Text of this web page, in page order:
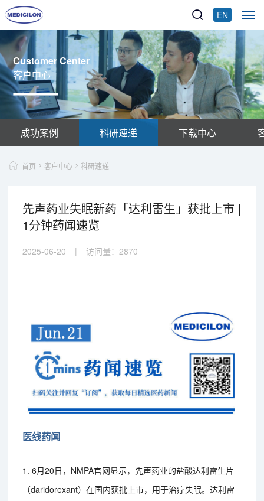
EN
Customer Center
客户中心
成功案例 科研速递 下载中心
首页 客户中心 科研速递
先声药业失眠新药「达利雷生」获批上市 |
1分钟药闻速览
2025-06-20 | 访问量： 2870
医线药闻
1. 6月20日，NMPA官网显示，先声药业的盐酸达利雷生片
（daridorexant）在国内获批上市，用于治疗失眠。达利雷